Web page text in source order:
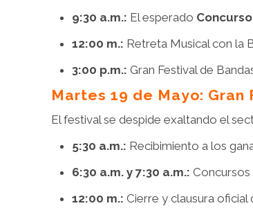
9:30 a.m.: El esperado
12:00 m.: Retreta Musical con la
3:00 p.m.: Gran Festival de
Martes 19 de Mayo: Gran
El festival se despide exaltando el
5:30 a.m.: Recibimiento a los
6:30 a.m. y 7:30 a.m.:
12:00 m.: Cierre y clausura oficial